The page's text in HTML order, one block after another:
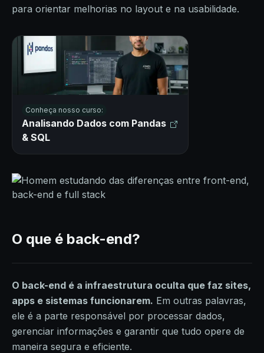
para orientar melhorias no layout e na usabilidade.
Conheça nosso curso:
Analisando Dados com Pandas
& SQL
O que é back-end?
O back-end é a infraestrutura oculta que faz sites,
apps e sistemas funcionarem. Em outras palavras,
ele é a parte responsável por processar dados,
gerenciar informações e garantir que tudo opere de
maneira segura e eficiente.